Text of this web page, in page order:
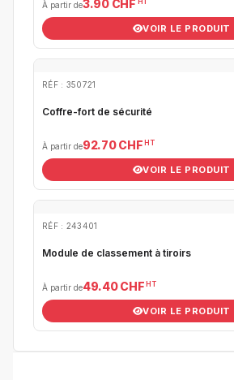
À partir de3.90 CHF
VOIR LE PRODUIT
RÉF : 350721
Coffre-fort de sécurité
À partir de92.70 CHF HT
VOIR LE PRODUIT
RÉF : 243401
Module de classement à tiroirs
À partir de49.40 CHF HT
VOIR LE PRODUIT